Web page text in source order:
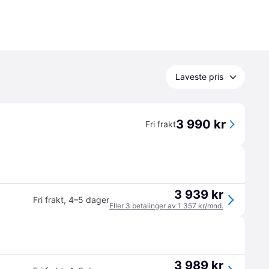
Laveste pris
Fri frakt3 990 kr
Fri frakt, 4–5 dager 3 939 kr
Eller 3 betalinger av 1 357 kr/mnd.
3 989 kr